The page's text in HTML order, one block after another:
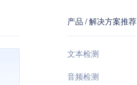
安
全
产品 / 解决方案推荐
文本检测
音频检测